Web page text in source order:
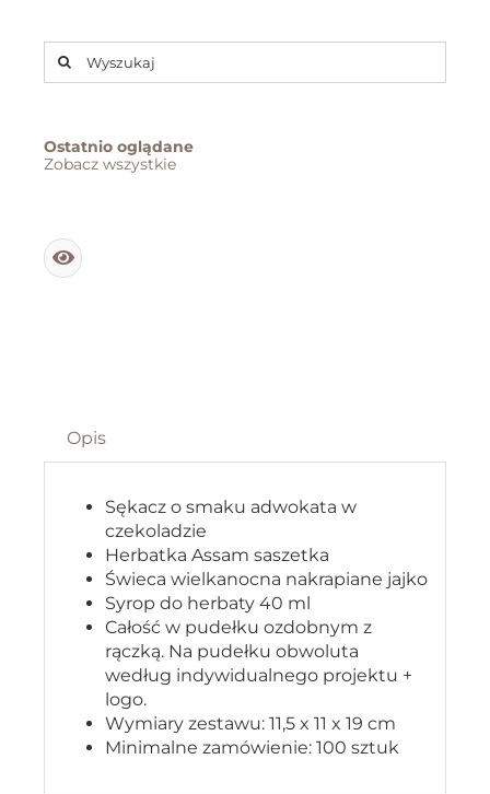
Szukaj
Ostatnio oglądane
Zobacz wszystkie
Opis
Sękacz o smaku adwokata w
czekoladzie
Herbatka Assam saszetka
Świeca wielkanocna nakrapiane jajko
Syrop do herbaty 40 ml
Całość w pudełku ozdobnym z
rączką. Na pudełku obwoluta
według indywidualnego projektu +
logo.
Wymiary zestawu: 11,5 x 11 x 19 cm
Minimalne zamówienie: 100 sztuk